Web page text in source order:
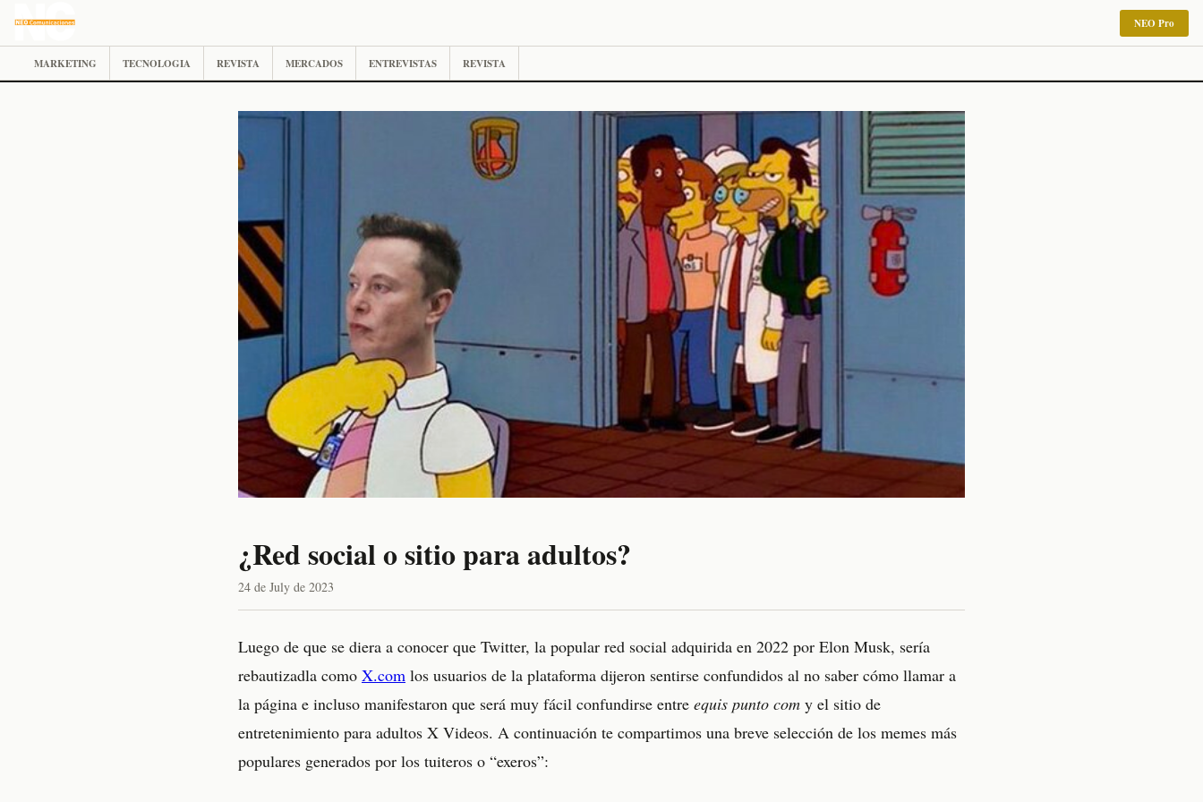
NEO Pro
MARKETING TECNOLOGIA REVISTA MERCADOS ENTREVISTAS REVISTA
¿Red social o sitio para adultos?
24 de July de 2023
Luego de que se diera a conocer que Twitter, la popular red social adquirida en 2022 por Elon Musk, sería
rebautizadla como X.com los usuarios de la plataforma dijeron sentirse confundidos al no saber cómo llamar a
la página e incluso manifestaron que será muy fácil confundirse entre equis punto com y el sitio de
entretenimiento para adultos X Videos. A continuación te compartimos una breve selección de los memes más
populares generados por los tuiteros o “exeros”: